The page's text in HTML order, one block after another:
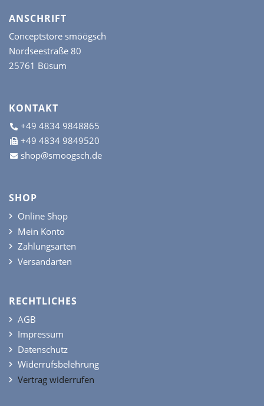
ANSCHRIFT
Conceptstore smöögsch
Nordseestraße 80
25761 Büsum
KONTAKT
+49 4834 9848865
+49 4834 9849520
shop@smoogsch.de
SHOP
Online Shop
Mein Konto
Zahlungsarten
Versandarten
RECHTLICHES
AGB
Impressum
Datenschutz
Widerrufsbelehrung
Vertrag widerrufen